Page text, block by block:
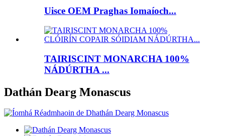
Uisce OEM Praghas Iomaíoch...
TAIRISCINT MONARCHA 100%
NÁDÚRTHA ...
Dathán Dearg Monascus